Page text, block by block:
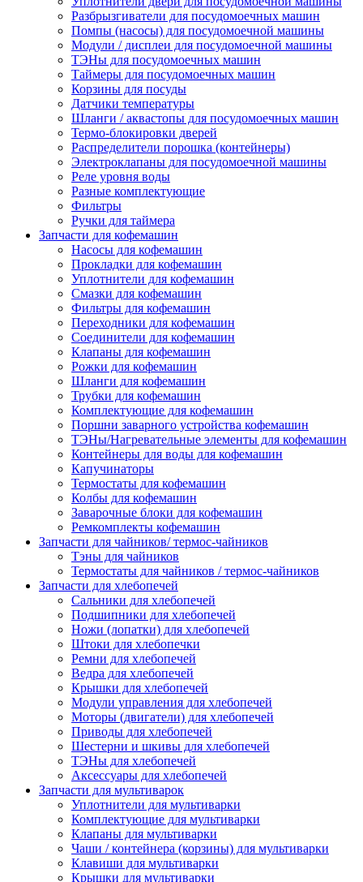
Разбрызгиватели для посудомоечных машин
Помпы (насосы) для посудомоечной машины
Модули / дисплеи для посудомоечной машины
ТЭНы для посудомоечных машин
Таймеры для посудомоечных машин
Корзины для посуды
Датчики температуры
Шланги / аквастопы для посудомоечных машин
Термо-блокировки дверей
Распределители порошка (контейнеры)
Электроклапаны для посудомоечной машины
Реле уровня воды
Разные комплектующие
Фильтры
Ручки для таймера
Запчасти для кофемашин
Насосы для кофемашин
Прокладки для кофемашин
Уплотнители для кофемашин
Смазки для кофемашин
Фильтры для кофемашин
Переходники для кофемашин
Соединители для кофемашин
Клапаны для кофемашин
Рожки для кофемашин
Шланги для кофемашин
Трубки для кофемашин
Комплектующие для кофемашин
Поршни заварного устройства кофемашин
ТЭНы/Нагревательные элементы для кофемашин
Контейнеры для воды для кофемашин
Капучинаторы
Термостаты для кофемашин
Колбы для кофемашин
Заварочные блоки для кофемашин
Ремкомплекты кофемашин
Запчасти для чайников/ термос-чайников
Тэны для чайников
Термостаты для чайников / термос-чайников
Запчасти для хлебопечей
Сальники для хлебопечей
Подшипники для хлебопечей
Ножи (лопатки) для хлебопечей
Штоки для хлебопечки
Ремни для хлебопечей
Ведра для хлебопечей
Крышки для хлебопечей
Модули управления для хлебопечей
Моторы (двигатели) для хлебопечей
Приводы для хлебопечей
Шестерни и шкивы для хлебопечей
ТЭНы для хлебопечей
Аксессуары для хлебопечей
Запчасти для мультиварок
Уплотнители для мультиварки
Комплектующие для мультиварки
Клапаны для мультиварки
Чаши / контейнера (корзины) для мультиварки
Клавиши для мультиварки
Крышки для мультиварки